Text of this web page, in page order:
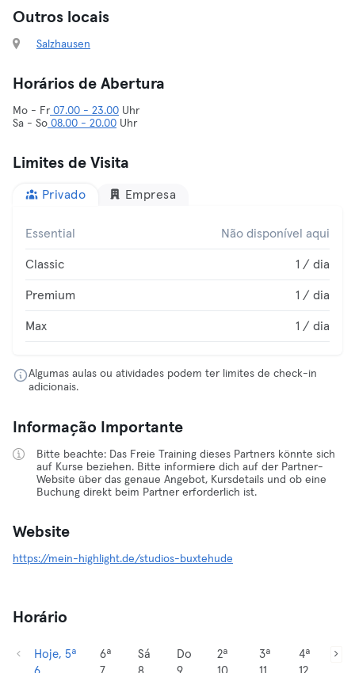
Outros locais
Salzhausen
Horários de Abertura
Mo - Fr07.00 - 23.00 Uhr
Sa - So 08.00 - 20.00 Uhr
Limites de Visita
Privado Empresa
Essential Não disponível aqui
Classic 1 / dia
Premium 1 / dia
Max 1 / dia
Algumas aulas ou atividades podem ter limites de check-in
adicionais.
Informação Importante
Bitte beachte: Das Freie Training dieses Partners könnte sich
auf Kurse beziehen. Bitte informiere dich auf der Partner-
Website über das genaue Angebot, Kursdetails und ob eine
Buchung direkt beim Partner erforderlich ist.
Website
https://mein-highlight.de/studios-buxtehude
Horário
Hoje, 5ª
6ª
Sá
Do
2ª
3ª
4ª